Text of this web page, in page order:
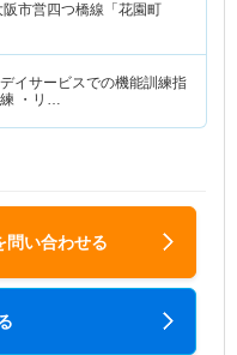
阪市営四つ橋線「花園町
イサービスでの機能訓練指
練 ・リ…
問い合わせる